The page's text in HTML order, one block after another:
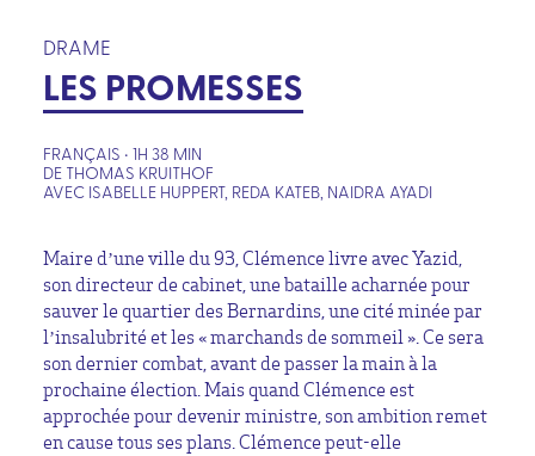
DRAME
LES PROMESSES
FRANÇAIS • 1H 38 MIN
DE THOMAS KRUITHOF
AVEC ISABELLE HUPPERT, REDA KATEB, NAIDRA AYADI
Maire d’une ville du 93, Clémence livre avec Yazid,
son directeur de cabinet, une bataille acharnée pour
sauver le quartier des Bernardins, une cité minée par
l’insalubrité et les « marchands de sommeil ». Ce sera
son dernier combat, avant de passer la main à la
prochaine élection. Mais quand Clémence est
approchée pour devenir ministre, son ambition remet
en cause tous ses plans. Clémence peut-elle